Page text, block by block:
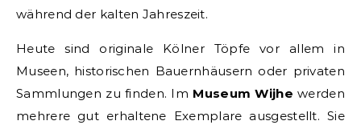
während der kalten Jahreszeit.
Heute sind originale Kölner Töpfe vor allem in
Museen, historischen Bauernhäusern oder privaten
Sammlungen zu finden. Im Museum Wijhe werden
mehrere gut erhaltene Exemplare ausgestellt. Sie